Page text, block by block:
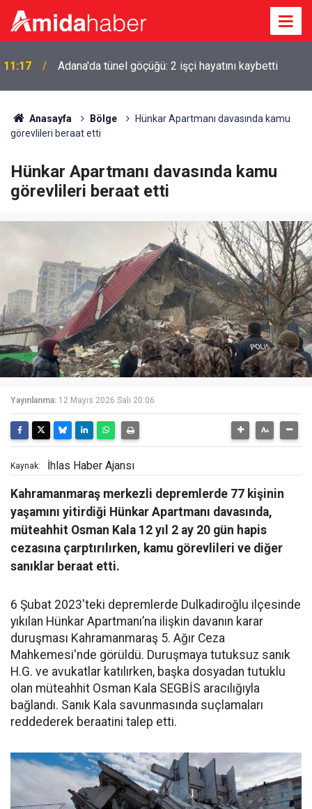
11:17 Adana'da tünel göçüğü: 2 işçi hayatını kaybetti
Anasayfa Bölge
Hünkar Apartmanı davasında kamu
görevlileri beraat etti
Hünkar Apartmanı davasında kamu
görevlileri beraat etti
Yayınlanma: 12 Mayıs 2026 Salı 20:06
Kaynak: İhlas Haber Ajansı
Kahramanmaraş merkezli depremlerde 77 kişinin
yaşamını yitirdiği Hünkar Apartmanı davasında,
müteahhit Osman Kala 12 yıl 2 ay 20 gün hapis
cezasına çarptırılırken, kamu görevlileri ve diğer
sanıklar beraat etti.
6 Şubat 2023'teki depremlerde Dulkadiroğlu ilçesinde
yıkılan Hünkar Apartmanı’na ilişkin davanın karar
duruşması Kahramanmaraş 5. Ağır Ceza
Mahkemesi'nde görüldü. Duruşmaya tutuksuz sanık
H.G. ve avukatlar katılırken, başka dosyadan tutuklu
olan müteahhit Osman Kala SEGBİS aracılığıyla
bağlandı. Sanık Kala savunmasında suçlamaları
reddederek beraatini talep etti.